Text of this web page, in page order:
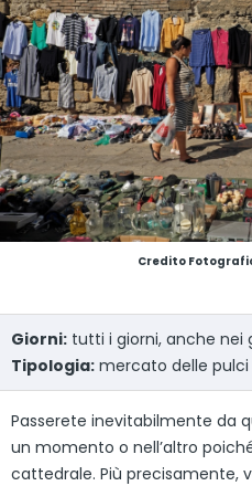
Credito
Giorni: tutti i giorni, anche nei
Tipologia: mercato delle pulci
Passerete inevitabilmente da
un momento o nell’altro
cattedrale. Più precisamente,